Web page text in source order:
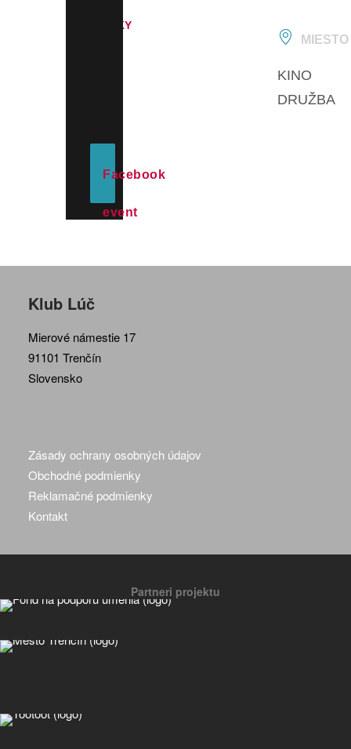
VSTUPENKY
MIESTO
KINO
DRUŽBA
Facebook
event
Klub Lúč
Mierové námestie 17
91101 Trenčín
Slovensko
Zásady ochrany osobných údajov
Obchodné podmienky
Reklamačné podmienky
Kontakt
Partneri projektu